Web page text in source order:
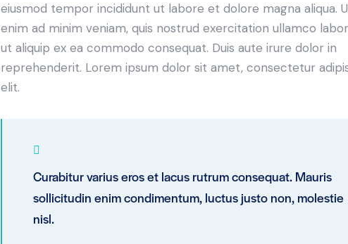
eiusmod tempor incididunt ut labore et dolore magna aliqua.
enim ad minim veniam, quis nostrud exercitation ullamco
ut aliquip ex ea commodo consequat. Duis aute irure dolor in
reprehenderit. Lorem ipsum dolor sit amet, consectetur
elit.
Curabitur varius eros et lacus rutrum consequat. Mauris
sollicitudin enim condimentum, luctus justo non, molestie
nisl.